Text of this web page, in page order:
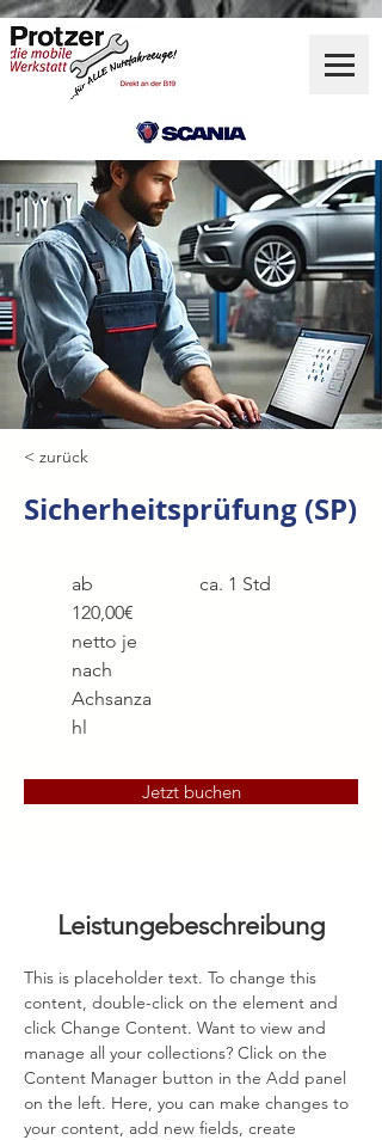
< zurück
Sicherheitsprüfung (SP)
ab
120,00€
netto je
nach
Achsanza
hl
ca. 1 Std
Jetzt buchen
Leistungebeschreibung
This is placeholder text. To change this
content, double-click on the element and
click Change Content. Want to view and
manage all your collections? Click on the
Content Manager button in the Add panel
on the left. Here, you can make changes to
your content, add new fields, create